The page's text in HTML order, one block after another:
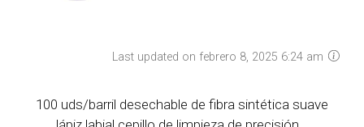
Last updated on febrero 8, 2025 6:24 am
100 uds/barril desechable de fibra sintética suave